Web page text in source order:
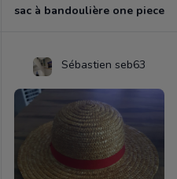
sac à bandoulière one piece
Sébastien seb63